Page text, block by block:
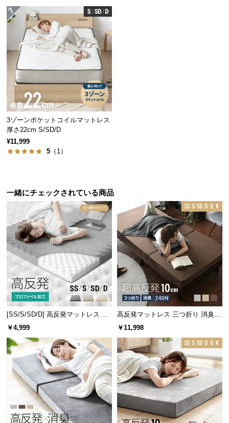
せ
ロ
企
業
情
報
3ゾーンポケットコイルマットレス
厚さ22cm S/SD/D
¥11,999
5 （1）
一緒にチェックされている商品
[SS/S/SD/D] 高反発マットレス 体
圧分散プロファイル加工 厚さ10cm
￥4,999
高反発マットレス 三つ折り 消臭
高密度ハード 厚さ10cm SS/S/SD/
￥11,998